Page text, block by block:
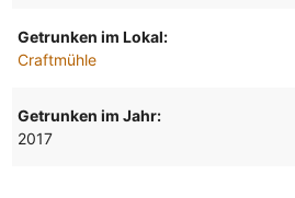
Getrunken im Lokal:
Craftmühle
Getrunken im Jahr:
2017